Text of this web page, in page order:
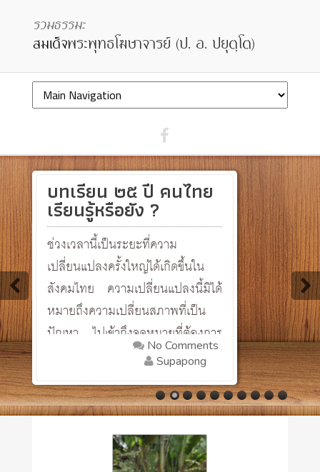
บทเรียน ๒๕ ปี คนไทย
เรียนรู้หรือยัง ?
ช่วงเวลานี้เป็นระยะที่ความ
เปลี่ยนแปลงครั้งใหญ่ได้เกิดขึ้นใน
สังคมไทย ความเปลี่ยนแปลงนี้มิได้
หมายถึงความเปลี่ยนสภาพที่เป็น
ปัญหา ไปเข้าถึงจุดหมายที่ต้องการ
แต่ประการใด เป็นเพียงการ
No Comments
Supapong